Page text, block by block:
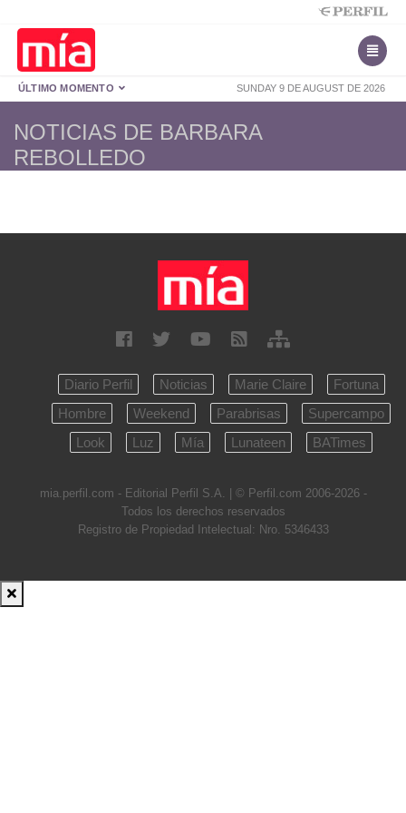
SUNDAY 9 DE AUGUST DE 2026
ÚLTIMO MOMENTO
NOTICIAS DE BARBARA
REBOLLEDO
Diario Perfil Noticias Marie Claire
Fortuna
Hombre
Weekend Parabrisas
Supercampo
Look
Luz Mía Lunateen BATimes
mia.perfil.com - Editorial Perfil S.A. | © Perfil.com 2006-2026 -
Todos los derechos reservados
Registro de Propiedad Intelectual: Nro. 5346433